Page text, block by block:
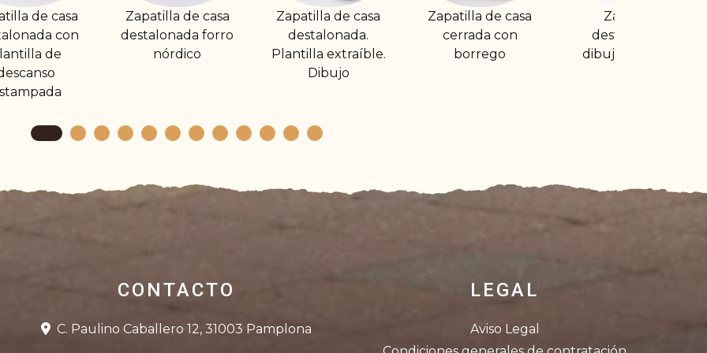
de casa
forro
nórdico
Zapatilla de casa
destalonada.
Plantilla extraíble.
Zapatilla de casa
cerrada con
borrego
Zapatilla
destalonada
dibujo Dálmata
destalonada
dibujo buho
CONTACTO
C. Paulino Caballero 12, 31003 Pamplona
LEGAL
Aviso Legal